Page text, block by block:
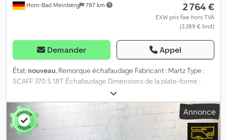
Horn-Bad Meinberg 797 km 2 764 €
EXW prix fixe hors TVA
(3 289 € brut)
Demander Appel
État: nouveau, Remorque échafaudage Fabricant : Martz Type :
SCAFF 370 S 1,8T Échafaudage Dimensions de la plate-forme :
3640 x 1840 mm (L.l.) Dimensions extérieures : 3980 x 1890 mm (L.l.)
Poids total autorisé : 1800 kg Poids à vide : env. 464 kg Charge
utile : env. 1336 kg (la charge utile peut varier en fonction de
l’équipement) Support d’échafaudage Dodpfx Agjy Nanmjdekr 2
coffres pour accessoires 4 béquilles Timon en V 2 cales de roue
Annonce